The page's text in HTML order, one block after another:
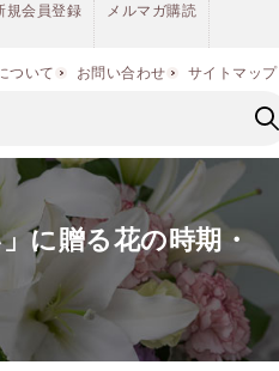
規会員登録 メルマガ購読
ついて お問い合わせ サイトマップ
に贈る花の時期・